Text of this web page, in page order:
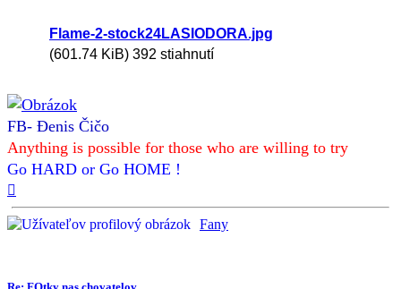
Flame-2-stock24LASIODORA.jpg
(601.74 KiB) 392 stiahnutí
FB- Đenis Čičo
Anything is possible for those who are willing to try
Go HARD or Go HOME !
Fany